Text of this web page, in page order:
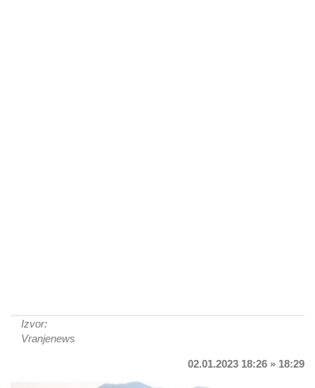
Izvor:
Vranjenews
02.01.2023 18:26 » 18:29